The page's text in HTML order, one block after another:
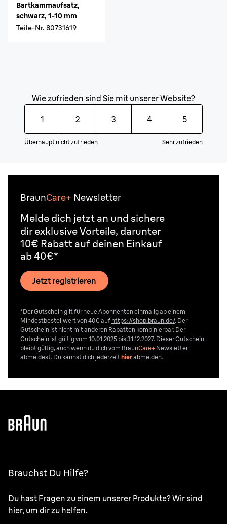
Bartkammaufsatz,
schwarz, 1-10 mm
Teile-Nr. 80731619
Wie zufrieden sind Sie mit unserer Website?
1 2 3 4 5
Überhaupt nicht zufrieden Sehr zufrieden
BraunCare+ Newsletter
Melde dich jetzt an und sichere
dir exklusive Vorteile, darunter
10€ Rabatt auf deinen Einkauf
ab 40€*
Jetzt registrieren
*Der Gutschein gilt für neue Abonnenten einmalig ab einem
Mindestbestellwert von 40€ auf https://shop.braun.de/. Der
Gutschein ist nicht mit anderen Rabatten kombinierbar. Der
Gutschein ist gültig vom 10.01.2025 bis 31.12.2027. Dieser Gutschein
bleibt gültig, auch wenn du dich vom BraunCare+ Newsletter
abmeldest. Du kannst dich jederzeithierabmelden.
Brauchst Du Hilfe?
Du hast Fragen zu einem unserer Produkte? Wir sind
hier, um dir zu helfen.